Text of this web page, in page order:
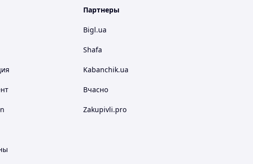
Партнеры
Bigl.ua
Shafa
Kabanchik.ua
Вчасно
Zakupivli.pro